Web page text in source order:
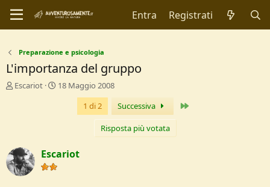
Entra Registrati
Preparazione e psicologia
L'importanza del gruppo
C
r
e
D
Escariot
D
I
n
18 Maggio 2008
1 di 2
Successiva
Risposta più votata
Escariot